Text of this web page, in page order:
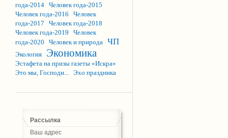
года-2014 Человек года-2015
Человек года-2016
Человек
года-2017
Человек года-2018
Человек года-2019
Человек
года-2020
Человек и природа ЧП
Экология Экономика
Эстафета на призы газеты «Искра»
Это мы, Господи... Эхо праздника
Рассылка
Ваш адрес